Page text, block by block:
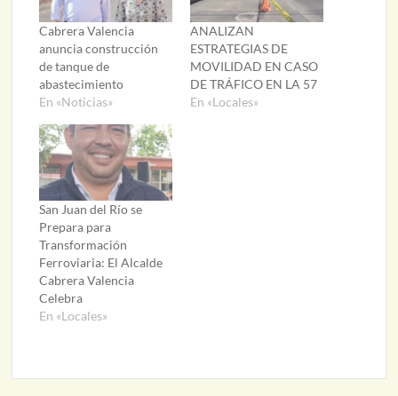
Cabrera Valencia
anuncia construcción
de tanque de
abastecimiento
En «Noticias»
ANALIZAN
ESTRATEGIAS DE
MOVILIDAD EN CASO
DE TRÁFICO EN LA 57
En «Locales»
San Juan del Río se
Prepara para
Transformación
Ferroviaria: El Alcalde
Cabrera Valencia
Celebra
En «Locales»